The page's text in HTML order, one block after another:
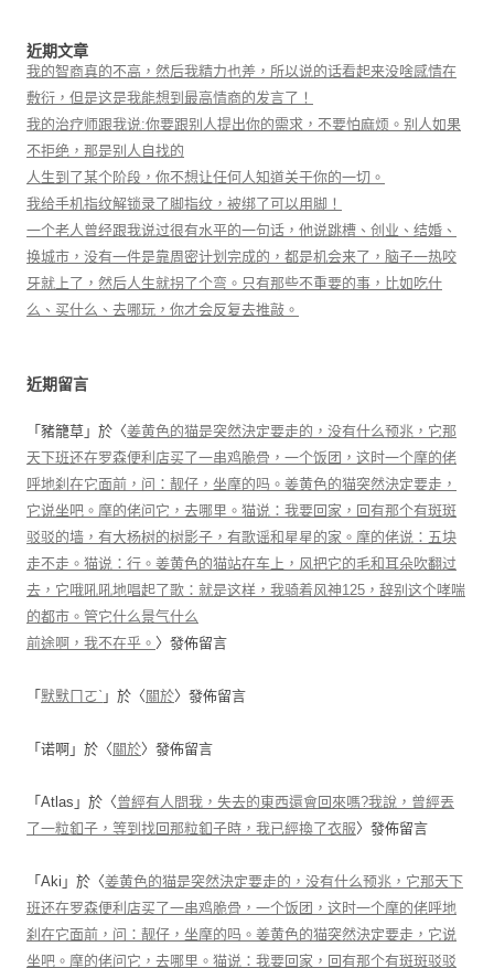
近期文章
我的智商真的不高，然后我精力也差，所以说的话看起来没啥感情在
敷衍，但是这是我能想到最高情商的发言了！
我的治疗师跟我说:你要跟别人提出你的需求，不要怕麻烦。别人如果
不拒绝，那是别人自找的
人生到了某个阶段，你不想让任何人知道关于你的一切。
我给手机指纹解锁录了脚指纹，被绑了可以用脚！
一个老人曾经跟我说过很有水平的一句话，他说跳槽、创业、结婚、
换城市，没有一件是靠周密计划完成的，都是机会来了，脑子一热咬
牙就上了，然后人生就拐了个弯。只有那些不重要的事，比如吃什
么、买什么、去哪玩，你才会反复去推敲。
近期留言
「 豬籠草 」於〈姜黄色的猫是突然決定要走的，没有什么预兆，它那
天下班还在罗森便利店买了一串鸡脆骨，一个饭团，这时一个摩的佬
呼地刹在它面前，问：靓仔，坐摩的吗。姜黄色的猫突然決定要走，
它说坐吧。摩的佬问它，去哪里。猫说：我要回家，回有那个有斑斑
驳驳的墙，有大杨树的树影子，有歌谣和星星的家。摩的佬说：五块
走不走。猫说：行。姜黄色的猫站在车上，风把它的毛和耳朵吹翻过
去，它哦吼吼地唱起了歌：就是这样，我骑着风神125，辞别这个哮喘
的都市。管它什么景气什么
前途啊，我不在乎。 〉發佈留言
「 默默ㄇㄛˋ 」於〈 關於〉發佈留言
「 诺啊 」於〈 關於〉發佈留言
「 Atlas 」於〈曾經有人問我，失去的東西還會回來嗎?我說，曾經丟
了一粒釦子，等到找回那粒釦子時，我已經換了衣服〉發佈留言
「 Aki 」於〈姜黄色的猫是突然決定要走的，没有什么预兆，它那天下
班还在罗森便利店买了一串鸡脆骨，一个饭团，这时一个摩的佬呼地
刹在它面前，问：靓仔，坐摩的吗。姜黄色的猫突然決定要走，它说
坐吧。摩的佬问它，去哪里。猫说：我要回家，回有那个有斑斑驳驳